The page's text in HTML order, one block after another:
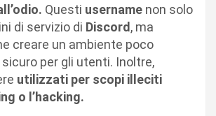
Questi username non solo
di servizio di Discord, ma
creare un ambiente poco
per gli utenti. Inoltre,
utilizzati per scopi illeciti
o l’hacking.